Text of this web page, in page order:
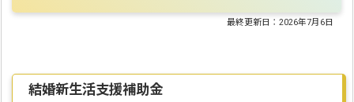
最終更新日：2026年7月6日
結婚新生活支援補助金